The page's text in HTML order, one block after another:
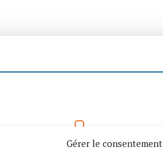
Gérer le consentement